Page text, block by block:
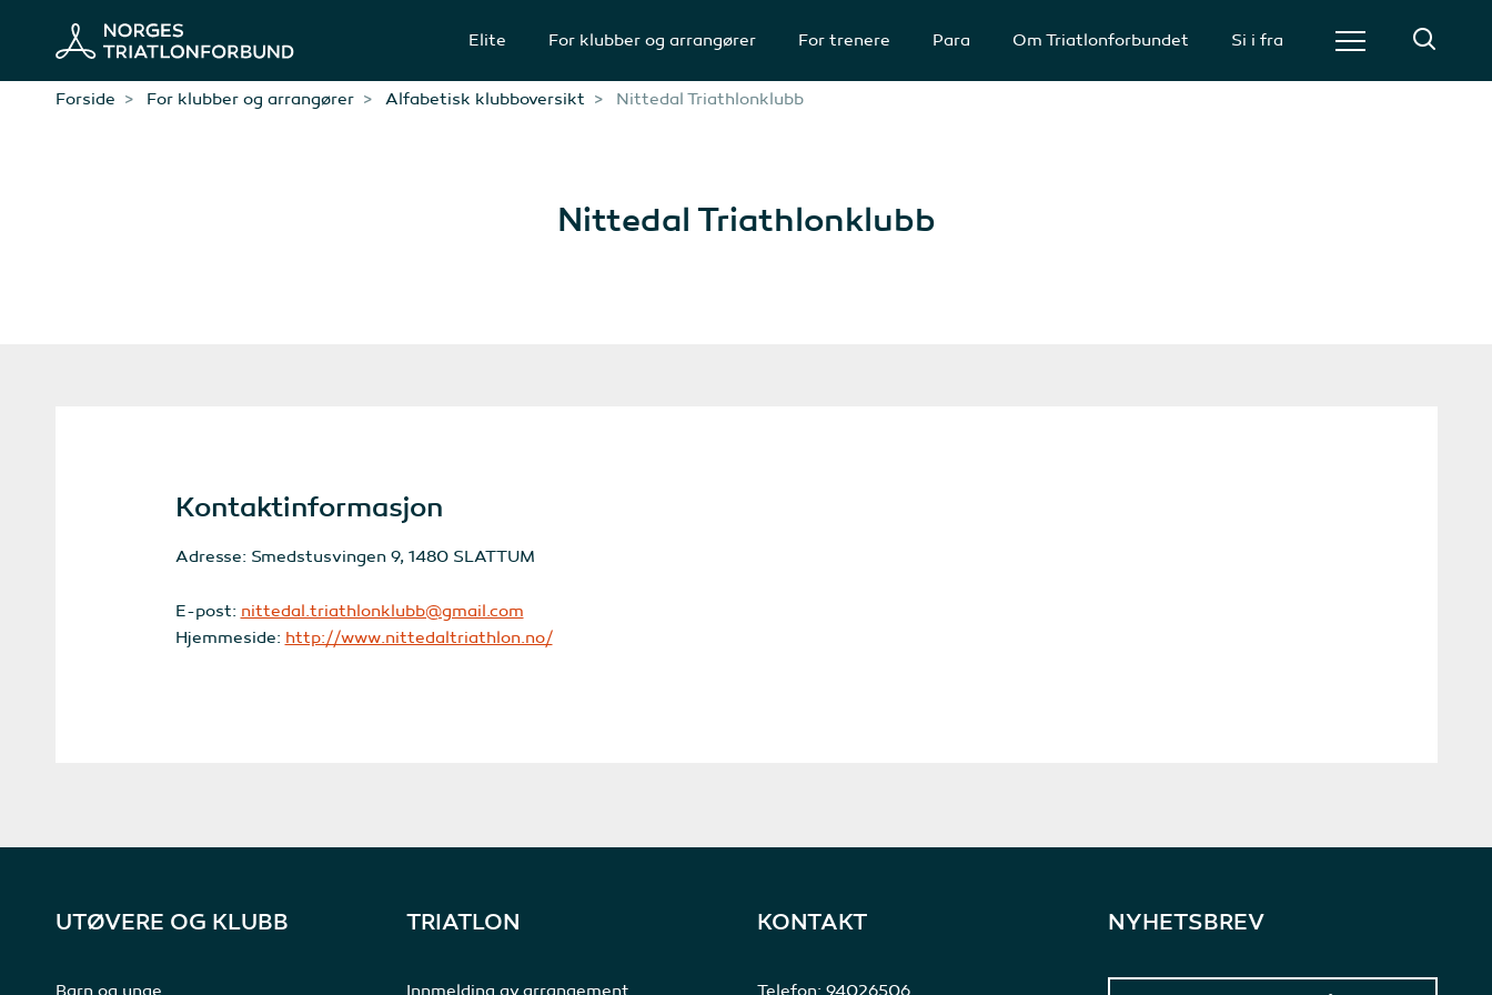
Elite For klubber og arrangører For trenere Para Om Triatlonforbundet Si i fra
Forside For klubber og arrangører Alfabetisk klubboversikt Nittedal Triathlonklubb
Nittedal Triathlonklubb
Kontaktinformasjon
Adresse: Smedstusvingen 9, 1480 SLATTUM
E-post: nittedal.triathlonklubb@gmail.com
Hjemmeside: http://www.nittedaltriathlon.no/
UTØVERE OG KLUBB
Barn og unge
TRIATLON
Innmelding av arrangement
KONTAKT
Telefon: 94026506
NYHETSBREV